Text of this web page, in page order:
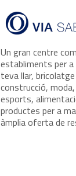
Un gran centre
establiments per a
teva llar,
construcció,
esports,
productes per a
àmplia oferta de